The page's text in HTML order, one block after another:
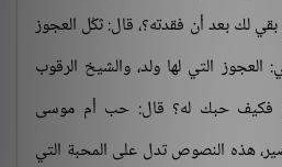
لك بعد أن فقدته؟، قال: ثكْل العجوز
العجوز التي لها ولد، والشيخ الرقوب
فكيف حبك له؟ قال: حب أم موسى
هذه النصوص تدل على المحبة التي